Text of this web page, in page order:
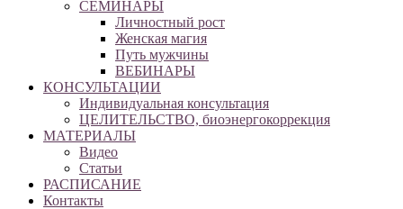
СЕМИНАРЫ
Личностный рост
Женская магия
Путь мужчины
ВЕБИНАРЫ
КОНСУЛЬТАЦИИ
Индивидуальная консультация
ЦЕЛИТЕЛЬСТВО, биоэнергокоррекция
МАТЕРИАЛЫ
Видео
Статьи
РАСПИСАНИЕ
Контакты